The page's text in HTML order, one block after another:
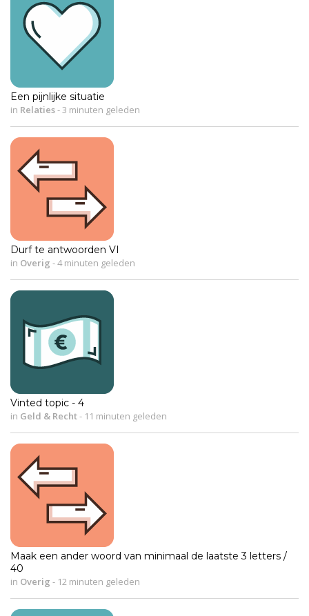
Een pijnlijke situatie
in Relaties- 3 minuten geleden
Durf te antwoorden VI
in Overig -4 minuten geleden
Vinted topic - 4
in Geld & Recht- 11 minuten geleden
Maak een ander woord van minimaal de laatste 3 letters /
40
in Overig - 12 minuten geleden